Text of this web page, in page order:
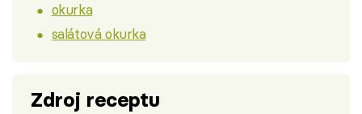
okurka
salátová okurka
Zdroj receptu